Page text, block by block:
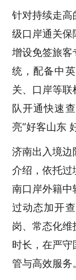
针对持续走高
级口岸通关保
增设免签旅客
统，配备中
关、口岸等
队开通快速
亮“好客山东
济南出入境边
介绍，依托过
南口岸外籍中
过动态加开
岗、常态化
时长，在严
管与高效服务。